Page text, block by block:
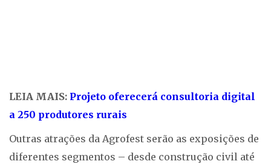
LEIA MAIS: Projeto oferecerá consultoria digital
a 250 produtores rurais
Outras atrações da Agrofest serão as exposições de
diferentes segmentos – desde construção civil até